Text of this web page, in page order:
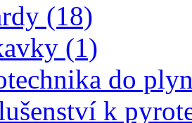
(18)
(1)
do
k